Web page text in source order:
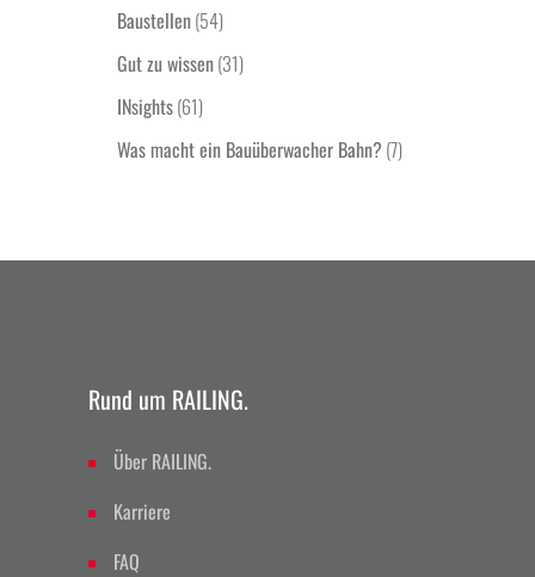
Baustellen(54)
Gut zu wissen(31)
INsights(61)
Was macht ein Bauüberwacher Bahn? (7)
Rund um RAILING.
Über RAILING.
Karriere
FAQ